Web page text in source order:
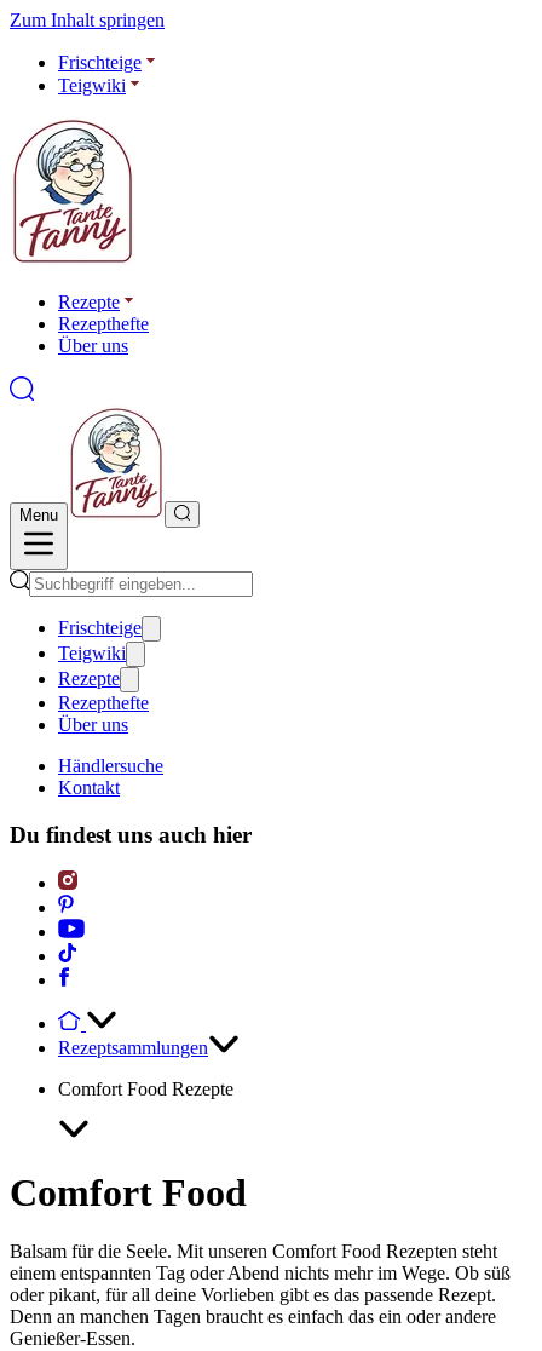
Zum Inhalt springen
Frischteige
Teigwiki
Rezepte
Rezepthefte
Über uns
Menu
Frischteige
Teigwiki
Rezepte
Rezepthefte
Über uns
Händlersuche
Kontakt
Du findest uns auch hier
Rezeptsammlungen
Comfort Food Rezepte
Comfort Food
Balsam für die Seele. Mit unseren Comfort Food Rezepten steht
einem entspannten Tag oder Abend nichts mehr im Wege. Ob süß
oder pikant, für all deine Vorlieben gibt es das passende Rezept.
Denn an manchen Tagen braucht es einfach das ein oder andere
Genießer-Essen.